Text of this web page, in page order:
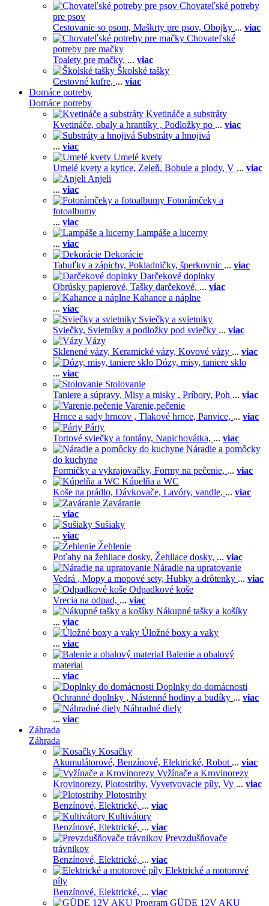
Chovateľské potreby
pre psov
Cestovanie so psom, Maškrty pre psov, Obojky ... viac
Chovateľské
potreby pre mačky
Toalety pre mačky, ... viac
Školské tašky
Cestovné kufre, ... viac
Domáce potreby
Domáce potreby
Kvetináče a substráty
Kvetináče, obaly a hrantíky , Podložky po ... viac
Substráty a hnojivá
... viac
Umelé kvety
Umelé kvety a kytice, Zeleň, Bobule a plody, V ... viac
Anjeli
... viac
Fotorámčeky a
fotoalbumy
... viac
Lampáše a lucerny
... viac
Dekorácie
Tabuľky a zápichy, Pokladničky, šperkovnic ... viac
Darčekové doplnky
Obrúsky papierové, Tašky darčekové, ... viac
Kahance a náplne
... viac
Sviečky a svietniky
Sviečky, Svietníky a podložky pod sviečky ... viac
Vázy
Sklenené vázy, Keramické vázy, Kovové vázy ... viac
Dózy, misy, taniere sklo
... viac
Stolovanie
Taniere a súpravy, Misy a misky , Príbory, Poh ... viac
Varenie,pečenie
Hrnce a sady hrncov , Tlakové hrnce, Panvice, ... viac
Párty
Tortové sviečky a fontány, Napichovátka, ... viac
Náradie a pomôcky
do kuchyne
Formičky a vykrajovačky, Formy na pečenie, ... viac
Kúpelňa a WC
Koše na prádlo, Dávkovače, Lavóry, vandle, ... viac
Zaváranie
... viac
Sušiaky
... viac
Žehlenie
Poťahy na žehliace dosky, Žehliace dosky, ... viac
Náradie na upratovanie
Vedrá , Mopy a mopové sety, Hubky a drôtenky ... viac
Odpadkové koše
Vrecia na odpad, ... viac
Nákupné tašky a košíky
... viac
Úložné boxy a vaky
... viac
Balenie a obalový
material
... viac
Doplnky do domácnosti
Ochranné doplnky , Nástenné hodiny a budíky ... viac
Náhradné diely
... viac
Záhrada
Záhrada
Kosačky
Akumulátorové, Benzínové, Elektrické, Robot ... viac
Vyžínače a Krovinorezy
Krovinorezy, Plotostrihy, Vyvetvovacie píly, Vy ... viac
Plotostrihy
Benzínové, Elektrické, ... viac
Kultivátory
Benzínové, Elektrické, ... viac
Prevzdušňovače
trávnikov
Benzínové, Elektrické, ... viac
Elektrické a motorové
píly
Benzínové, Elektrické, ... viac
GÜDE 12V AKU